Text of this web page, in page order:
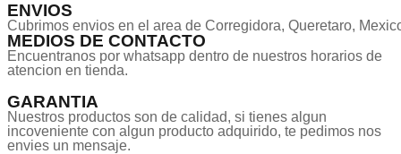
ENVIOS
Cubrimos envios en el area de Corregidora, Queretaro,
MEDIOS DE CONTACTO
Encuentranos por whatsapp dentro de nuestros horarios de
atencion en tienda.
GARANTIA
Nuestros productos son de calidad, si tienes algun
incoveniente con algun producto adquirido, te pedimos nos
envies un mensaje.